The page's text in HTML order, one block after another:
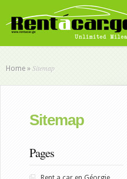
Home » Sitemap
Sitemap
Pages